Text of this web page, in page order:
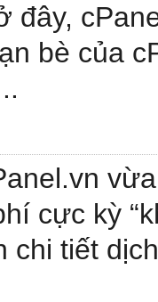
đây,
bè của
cực kỳ
chi tiết